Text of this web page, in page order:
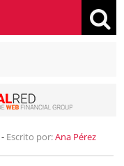
- Escrito por:Ana Pérez